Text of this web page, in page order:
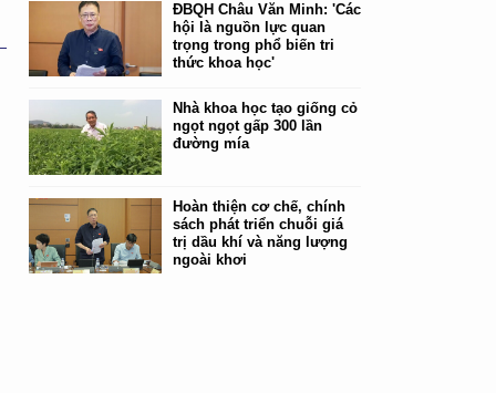
ĐBQH Châu Văn Minh: 'Các
hội là nguồn lực quan
trọng trong phổ biến tri
thức khoa học'
Nhà khoa học tạo giống cỏ
ngọt ngọt gấp 300 lần
đường mía
Hoàn thiện cơ chế, chính
sách phát triển chuỗi giá
trị dầu khí và năng lượng
ngoài khơi